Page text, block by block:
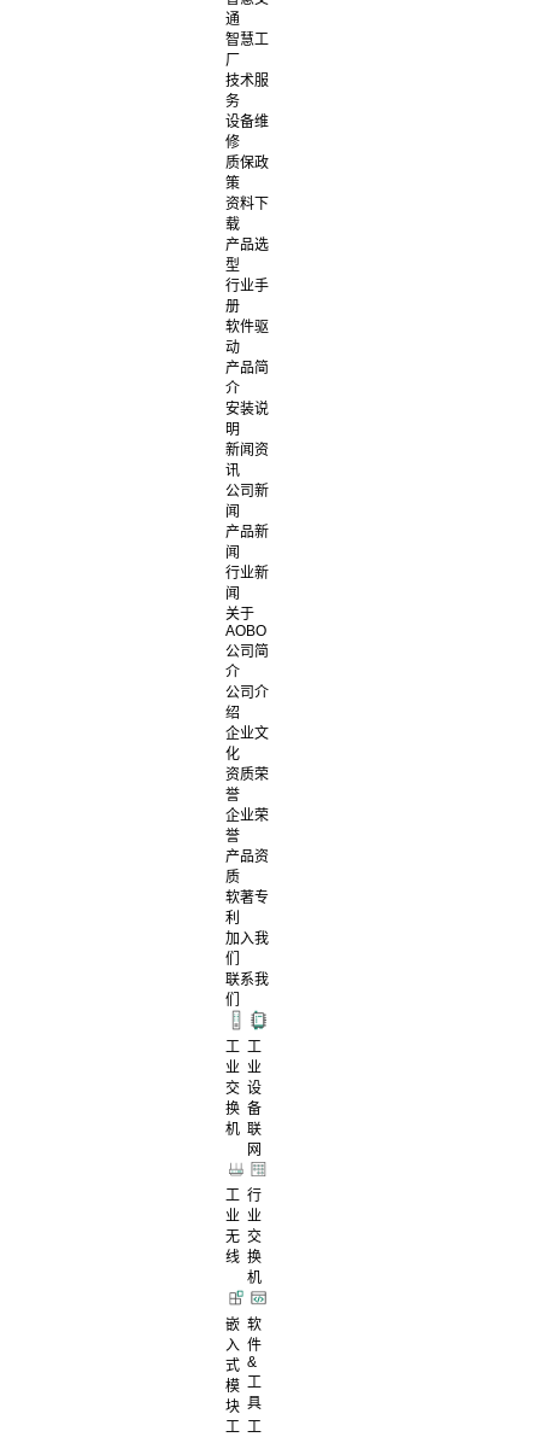
通
智慧工
厂
技术服
务
设备维
修
质保政
策
资料下
载
产品选
型
行业手
册
软件驱
动
产品简
介
安装说
明
新闻资
讯
公司新
闻
产品新
闻
行业新
闻
关于
AOBO
公司简
介
公司介
绍
企业文
化
资质荣
誉
企业荣
誉
产品资
质
软著专
利
加入我
们
联系我
们
工
业
交
换
机
工
业
设
备
联
网
工
业
无
线
行
业
交
换
机
嵌
入
式
模
块
软
件
&
工
具
工 工